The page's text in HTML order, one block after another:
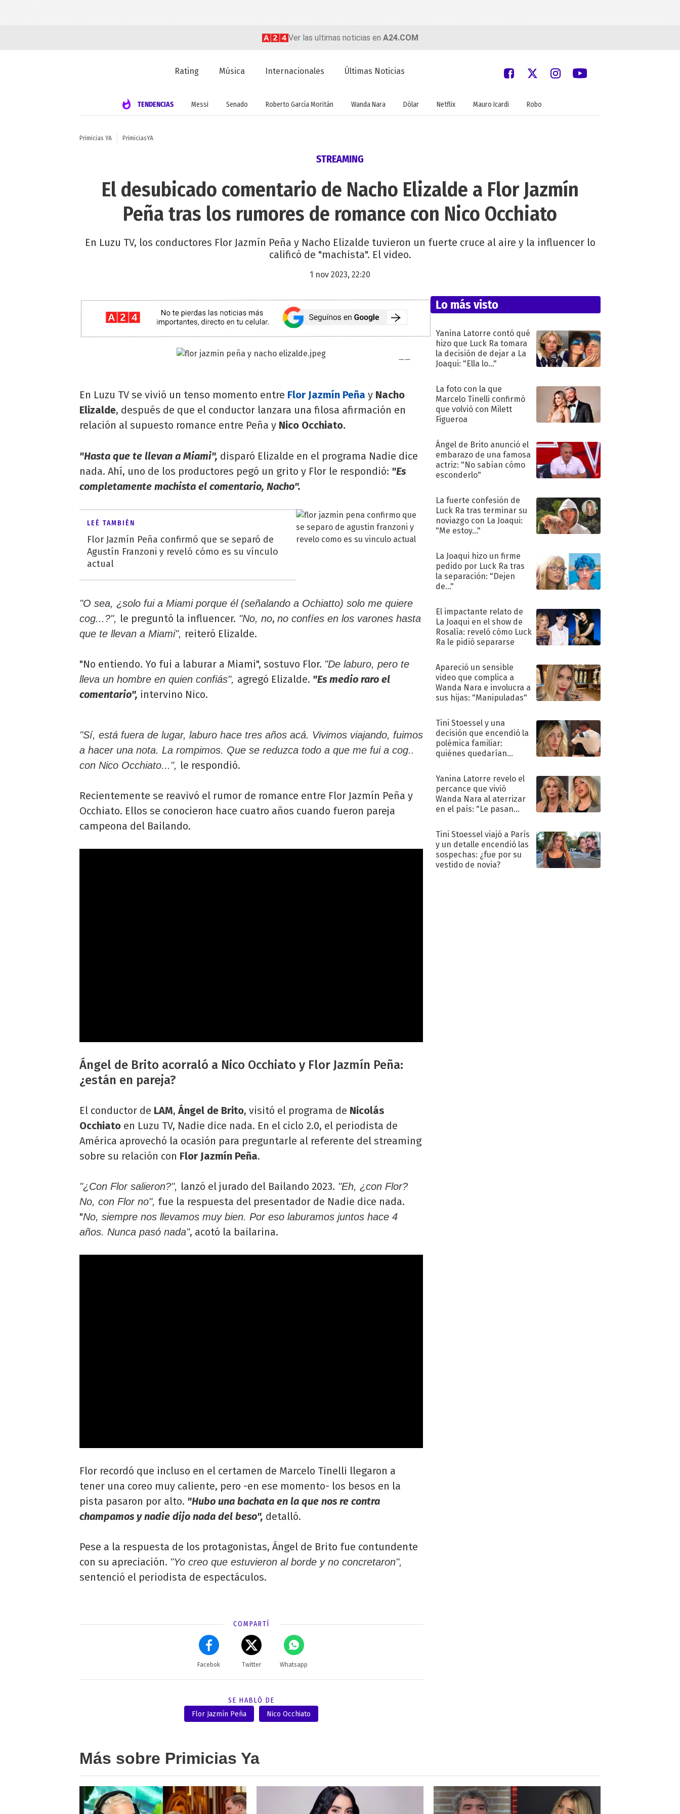
Ver las ultimas noticias en A24.COM
Rating Música Internacionales Últimas Noticias
TENDENCIAS Messi Senado Roberto García Moritán Wanda Nara Dólar Netflix Mauro Icardi Robo
Primicias YA PrimiciasYA
STREAMING
El desubicado comentario de Nacho Elizalde a Flor Jazmín
Peña tras los rumores de romance con Nico Occhiato
En Luzu TV, los conductores Flor Jazmín Peña y Nacho Elizalde tuvieron un fuerte cruce al aire y la influencer lo
calificó de "machista". El video.
1 nov 2023, 22:20
En Luzu TV se vivió un tenso momento entre Flor Jazmín Peña y Nacho
Elizalde, después de que el conductor lanzara una filosa afirmación en
relación al supuesto romance entre Peña y Nico Occhiato.
"Hasta que te llevan a Miami", disparó Elizalde en el programa Nadie dice
nada. Ahí, uno de los productores pegó un grito y Flor le respondió: "Es
completamente machista el comentario, Nacho".
LEÉ TAMBIÉN
Flor Jazmín Peña confirmó que se separó de
Agustín Franzoni y reveló cómo es su vínculo
actual
"O sea, ¿solo fui a Miami porque él (señalando a Ochiatto) solo me quiere
cog...?", le preguntó la influencer. "No, no, no confíes en los varones hasta
que te llevan a Miami", reiteró Elizalde.
"No entiendo. Yo fui a laburar a Miami", sostuvo Flor. "De laburo, pero te
lleva un hombre en quien confiás", agregó Elizalde. "Es medio raro el
comentario", intervino Nico.
"Sí, está fuera de lugar, laburo hace tres años acá. Vivimos viajando, fuimos
a hacer una nota. La rompimos. Que se reduzca todo a que me fui a cog..
con Nico Occhiato...", le respondió.
Recientemente se reavivó el rumor de romance entre Flor Jazmín Peña y
Occhiato. Ellos se conocieron hace cuatro años cuando fueron pareja
campeona del Bailando.
Ángel de Brito acorraló a Nico Occhiato y Flor Jazmín Peña:
¿están en pareja?
El conductor de LAM,Ángel de Brito, visitó el programa de Nicolás
Occhiato en Luzu TV, Nadie dice nada. En el ciclo 2.0, el periodista de
América aprovechó la ocasión para preguntarle al referente del streaming
sobre su relación con Flor Jazmín Peña.
"¿Con Flor salieron?", lanzó el jurado del Bailando 2023. "Eh, ¿con Flor?
No, con Flor no", fue la respuesta del presentador de Nadie dice nada.
"No, siempre nos llevamos muy bien. Por eso laburamos juntos hace 4
años. Nunca pasó nada", acotó la bailarina.
Flor recordó que incluso en el certamen de Marcelo Tinelli llegaron a
tener una coreo muy caliente, pero -en ese momento- los besos en la
pista pasaron por alto. "Hubo una bachata en la que nos re contra
champamos y nadie dijo nada del beso", detalló.
Pese a la respuesta de los protagonistas, Ángel de Brito fue contundente
con su apreciación. "Yo creo que estuvieron al borde y no concretaron",
sentenció el periodista de espectáculos.
COMPARTÍ
Facebok Twitter Whatsapp
SE HABLÓ DE
Flor Jazmín Peña
Nico Occhiato
Lo más visto
Yanina Latorre contó qué
hizo que Luck Ra tomara
la decisión de dejar a La
Joaqui: "Ella lo..."
La foto con la que
Marcelo Tinelli confirmó
que volvió con Milett
Figueroa
Ángel de Brito anunció el
embarazo de una famosa
actriz: "No sabían cómo
esconderlo"
La fuerte confesión de
Luck Ra tras terminar su
noviazgo con La Joaqui:
"Me estoy..."
La Joaqui hizo un firme
pedido por Luck Ra tras
la separación: "Dejen
de..."
El impactante relato de
La Joaqui en el show de
Rosalía: reveló cómo Luck
Ra le pidió separarse
Apareció un sensible
video que complica a
Wanda Nara e involucra a
sus hijas: "Manipuladas"
Tini Stoessel y una
decisión que encendió la
polémica familiar:
quiénes quedarían
Yanina Latorre revelo el
percance que vivió
Wanda Nara al aterrizar
en el país: "Le pasan
Tini Stoessel viajó a París
y un detalle encendió las
sospechas: ¿fue por su
vestido de novia?
Más sobre Primicias Ya